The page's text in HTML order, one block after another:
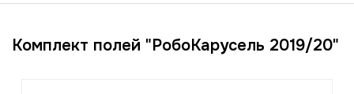
Комплект полей "РобоКарусель 2019/20"